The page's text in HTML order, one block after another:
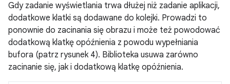
Gdy zadanie wyświetlania trwa dłużej niż zadanie aplikacji,
dodatkowe klatki są dodawane do kolejki. Prowadzi to
ponownie do zacinania się obrazu i może też powodować
dodatkową klatkę opóźnienia z powodu wypełniania
bufora (patrz rysunek 4). Biblioteka usuwa zarówno
zacinanie się, jak i dodatkową klatkę opóźnienia.